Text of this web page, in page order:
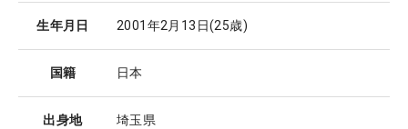
生年月日 2001年2月13日(25歳)
国籍 日本
出身地 埼玉県